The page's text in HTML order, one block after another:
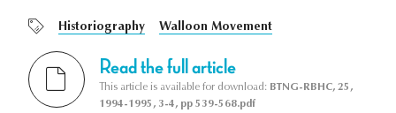
Historiography Walloon Movement
Read the full article
This article is available for download: BTNG-RBHC, 25,
1994-1995, 3-4, pp 539-568.pdf